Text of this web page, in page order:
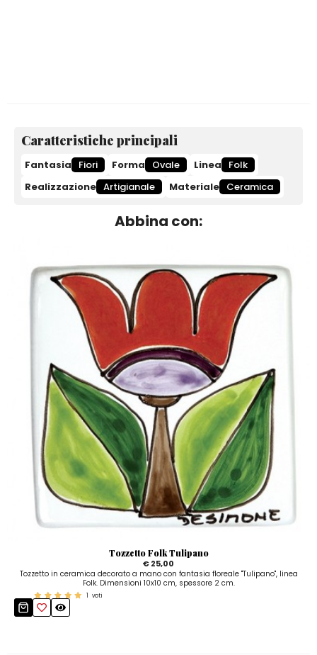
Caratteristiche principali
Fantasia Fiori Forma Ovale Linea
Folk
Realizzazione Artigianale Materiale Ceramica
Abbina con:
Tozzetto Folk Tulipano
€ 25,00
Tozzetto in ceramica decorato a mano con fantasia floreale "Tulipano", linea
Folk. Dimensioni 10x10 cm, spessore 2 cm.
1 voti